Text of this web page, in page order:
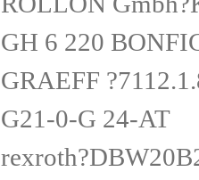
GH 6 220
GRAEFF
G21-0-G